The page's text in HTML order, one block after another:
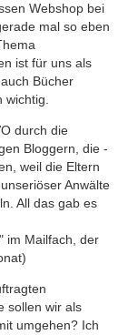
Webshop bei
mal so eben
ist für uns als
Bücher
durch die
Bloggern, die -
weil die Eltern
Anwälte
All das gab es
im Mailfach, der
sollen wir als
umgehen? Ich